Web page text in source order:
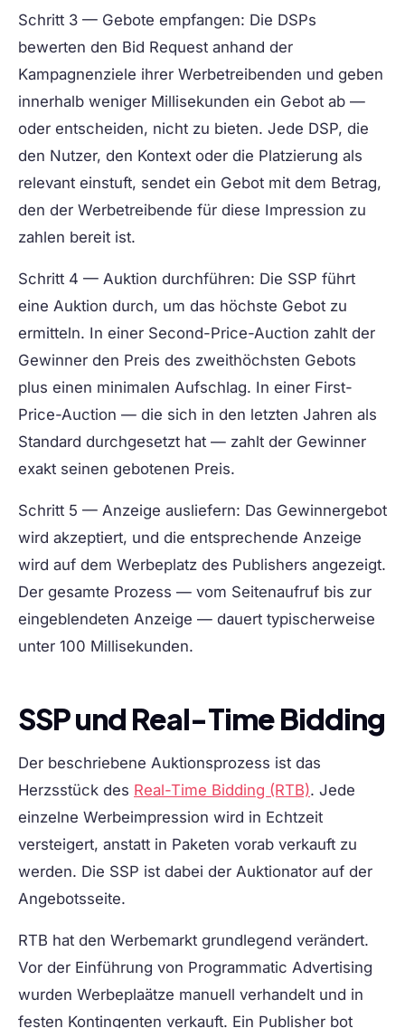
Schritt 3 — Gebote empfangen: Die DSPs
bewerten den Bid Request anhand der
Kampagnenziele ihrer Werbetreibenden und geben
innerhalb weniger Millisekunden ein Gebot ab —
oder entscheiden, nicht zu bieten. Jede DSP, die
den Nutzer, den Kontext oder die Platzierung als
relevant einstuft, sendet ein Gebot mit dem Betrag,
den der Werbetreibende für diese Impression zu
zahlen bereit ist.
Schritt 4 — Auktion durchführen: Die SSP führt
eine Auktion durch, um das höchste Gebot zu
ermitteln. In einer Second-Price-Auction zahlt der
Gewinner den Preis des zweithöchsten Gebots
plus einen minimalen Aufschlag. In einer First-
Price-Auction — die sich in den letzten Jahren als
Standard durchgesetzt hat — zahlt der Gewinner
exakt seinen gebotenen Preis.
Schritt 5 — Anzeige ausliefern: Das Gewinnergebot
wird akzeptiert, und die entsprechende Anzeige
wird auf dem Werbeplatz des Publishers angezeigt.
Der gesamte Prozess — vom Seitenaufruf bis zur
eingeblendeten Anzeige — dauert typischerweise
unter 100 Millisekunden.
SSP und Real-Time Bidding
Der beschriebene Auktionsprozess ist das
Herzsstück des Real-Time Bidding (RTB). Jede
einzelne Werbeimpression wird in Echtzeit
versteigert, anstatt in Paketen vorab verkauft zu
werden. Die SSP ist dabei der Auktionator auf der
Angebotsseite.
RTB hat den Werbemarkt grundlegend verändert.
Vor der Einführung von Programmatic Advertising
wurden Werbeplaätze manuell verhandelt und in
festen Kontingenten verkauft. Ein Publisher bot